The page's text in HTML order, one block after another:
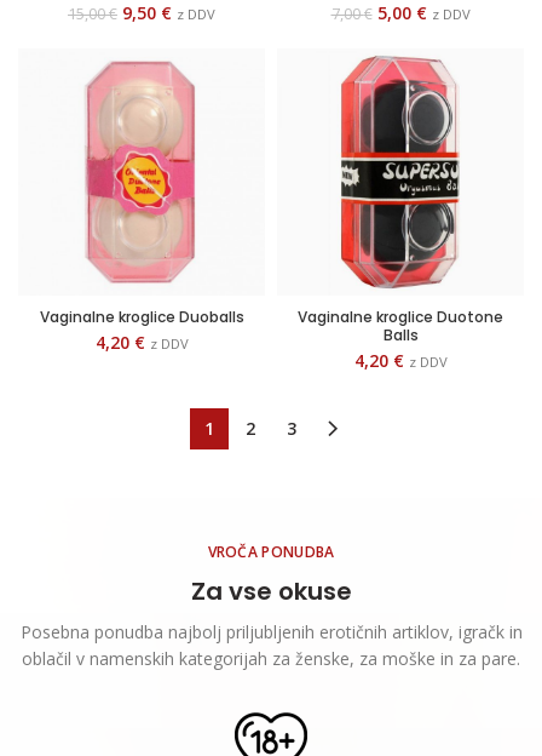
15,00€ 9,50 € z DDV
7,00€ 5,00 € z DDV
Vaginalne kroglice Duoballs
4,20 € z DDV
Vaginalne kroglice Duotone
Balls
4,20 € z DDV
1 2 3
VROČA PONUDBA
Za vse okuse
Posebna ponudba najbolj priljubljenih erotičnih artiklov, igračk in
oblačil v namenskih kategorijah za ženske, za moške in za pare.